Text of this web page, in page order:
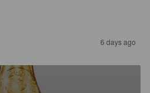
6 days ago